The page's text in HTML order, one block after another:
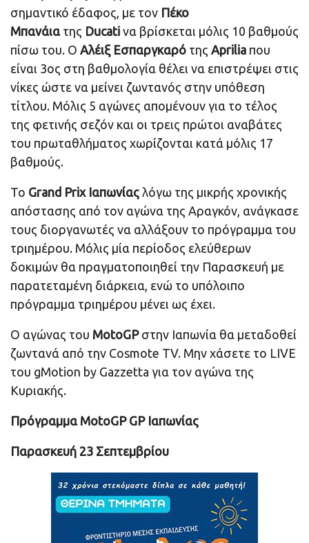
σημαντικό έδαφος, με τον Πέκο
Μπανάια της Ducati να βρίσκεται μόλις 10 βαθμούς
πίσω του. Ο Αλέιξ Εσπαργκαρό της Aprilia που
είναι 3ος στη βαθμολογία θέλει να επιστρέψει στις
νίκες ώστε να μείνει ζωντανός στην υπόθεση
τίτλου. Μόλις 5 αγώνες απομένουν για το τέλος
της φετινής σεζόν και οι τρεις πρώτοι αναβάτες
του πρωταθλήματος χωρίζονται κατά μόλις 17
βαθμούς.
Το Grand Prix Ιαπωνίας λόγω της μικρής χρονικής
απόστασης από τον αγώνα της Αραγκόν, ανάγκασε
τους διοργανωτές να αλλάξουν το πρόγραμμα του
τριημέρου. Μόλις μία περίοδος ελεύθερων
δοκιμών θα πραγματοποιηθεί την Παρασκευή με
παρατεταμένη διάρκεια, ενώ το υπόλοιπο
πρόγραμμα τριημέρου μένει ως έχει.
Ο αγώνας του MotoGP στην Ιαπωνία θα μεταδοθεί
ζωντανά από την Cosmote TV. Μην χάσετε το LIVE
του gMotion by Gazzetta για τον αγώνα της
Κυριακής.
Πρόγραμμα MotoGP GP Ιαπωνίας
Παρασκευή 23 Σεπτεμβρίου